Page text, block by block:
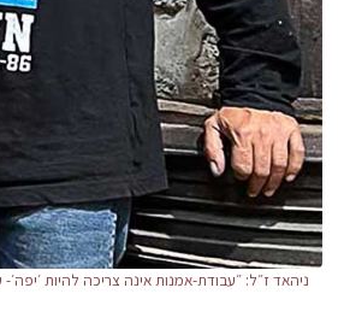
ניהאד ז״ל: ״עבודת-אמנות אינה צריכה להיות